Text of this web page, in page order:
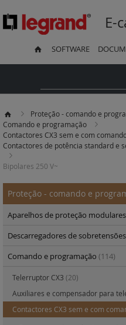
E-
SOFTWARE
Proteção - comando e
Comando e programação
Contactores CX3 sem e com
Contactores de potência standard e
Bipolares 250 V~
Proteção - comando e
Aparelhos de proteção modulares
Descarregadores de sobretensões
Comando e programação (114)
Telerruptor CX3 (20)
Auxiliares e compensador para
Contactores CX3 sem e com